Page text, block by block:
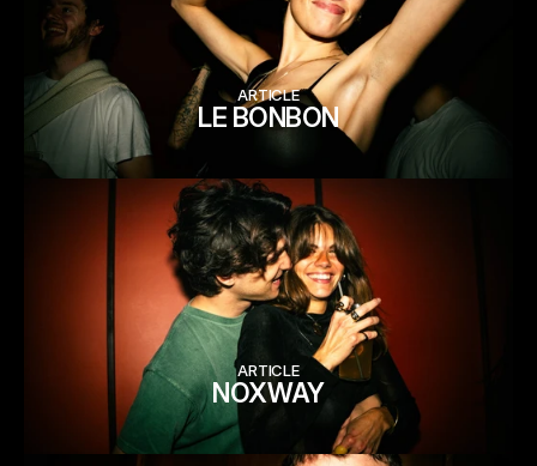
ARTICLE
LE BONBON
ARTICLE
NOXWAY